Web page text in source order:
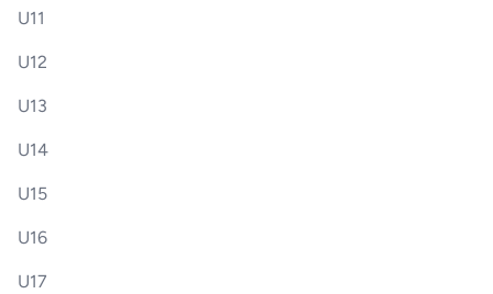
U11
U12
U13
U14
U15
U16
U17